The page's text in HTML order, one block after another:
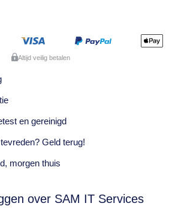
Altijd veilig betalen
en gereinigd
Geld terug!
morgen thuis
over SAM IT Services